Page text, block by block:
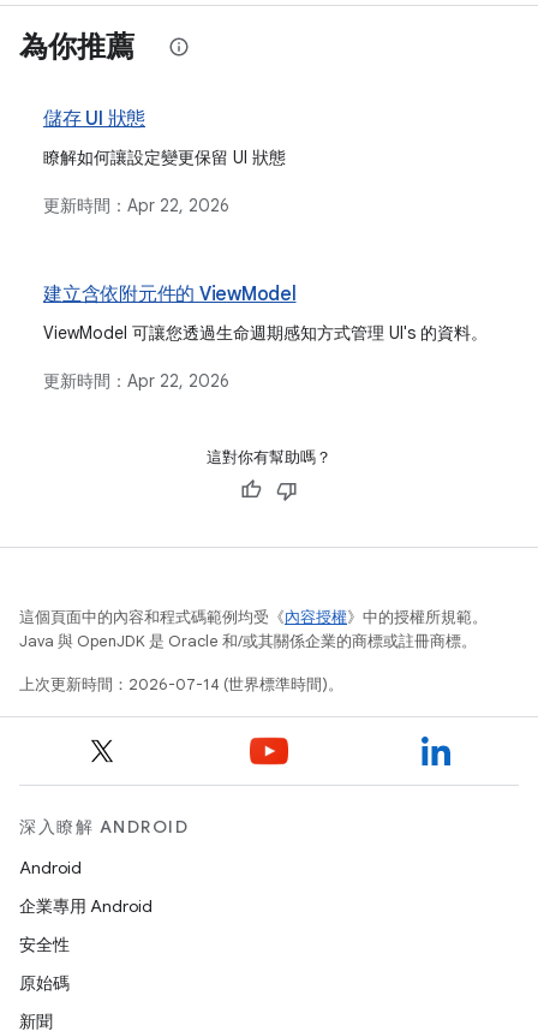
為你推薦
儲存 UI 狀態
瞭解如何讓設定變更保留 UI 狀態
更新時間： Apr 22, 2026
建立含依附元件的 ViewModel
ViewModel 可讓您透過生命週期感知方式管理 UI's 的資料。
更新時間： Apr 22, 2026
這對你有幫助嗎？
這個頁面中的內容和程式碼範例均受《內容授權》中的授權所規範。
Java 與 OpenJDK 是 Oracle 和/或其關係企業的商標或註冊商標。
上次更新時間：2026-07-14 (世界標準時間)。
深入瞭解 ANDROID
Android
企業專用 Android
安全性
原始碼
新聞